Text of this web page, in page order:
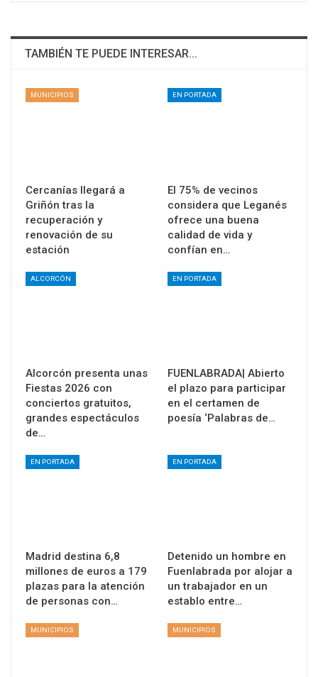
TAMBIÉN TE PUEDE INTERESAR...
MUNICIPIOS
Cercanías llegará a
Griñón tras la
recuperación y
renovación de su
estación
EN PORTADA
El 75% de vecinos
considera que Leganés
ofrece una buena
calidad de vida y
confían en…
ALCORCÓN
Alcorcón presenta unas
Fiestas 2026 con
conciertos gratuitos,
grandes espectáculos
de…
EN PORTADA
FUENLABRADA| Abierto
el plazo para participar
en el certamen de
poesía ‘Palabras de…
EN PORTADA
Madrid destina 6,8
millones de euros a 179
plazas para la atención
de personas con…
EN PORTADA
Detenido un hombre en
Fuenlabrada por alojar a
un trabajador en un
establo entre…
MUNICIPIOS MUNICIPIOS